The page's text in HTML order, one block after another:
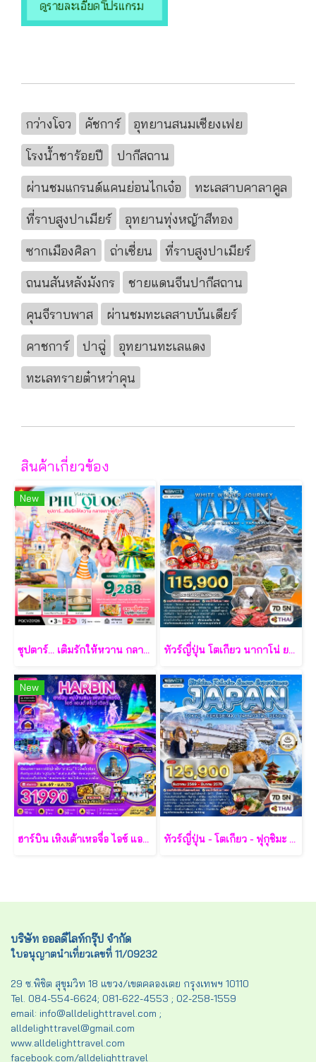
กว่างโจว คัชการ์
อุทยานสนมเซียงเฟย
โรงน้ำชาร้อยปี
ปากีสถาน
ผ่านชมแกรนด์แคนย่อนไกเจ๋อ
ทะเลสาบคาลาคูล
ที่ราบสูงปาเมียร์
อุทยานทุ่งหญ้าสีทอง
ซากเมืองศิลา
ถ่าเซี่ยน
ที่ราบสูงปาเมียร์
ถนนสันหลังมังกร
ชายแดนจีนปากีสถาน
คุนจีราบพาส
ผ่านชมทะเลสาบบันเดียร์
คาชการ์
ปาฉู่
อุทยานทะเลแดง
ทะเลทรายต๋าหว่าคุน
สินค้าเกี่ยวข้อง
New
ซุปตาร์... เติมรักให้หวาน กลางเกาะฟูก๊วก 3 วัน 2 คืน - VZ ทัวร์ญี่ปุ่น โตเกียว นากาโน่ ยามานาชิ 7 วัน - TG
New
ฮาร์บิน เหิงเต้าเหอจื่อ ไอซ์ แอนด์ สโนว์ เวิล์ด 7 วัน 5 คืน-XJ ทัวร์ญี่ปุ่น - โตเกียว - ฟุกุชิมะ - ยามากะตะ - เซนได 7 วัน - TG
บริษัท ออลดีไลท์กรุ๊ป จำกัด
ใบอนุญาตนำเที่ยวเลขที่ 11/09232
29 ซ.พิชิต สุขุมวิท 18 แขวง/เขตคลองเตย กรุงเทพฯ 10110
Tel. 084-554-6624; 081-622-4553 ; 02-258-1559
email: info@alldelighttravel.com ;
alldelighttravel@gmail.com
www.alldelighttravel.com
facebook.com/alldelighttravel